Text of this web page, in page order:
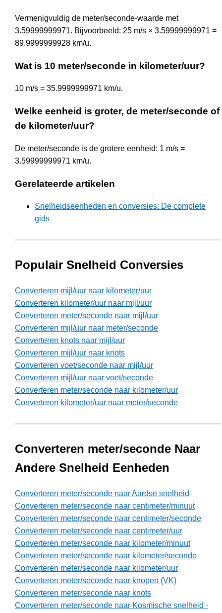
Vermenigvuldig de meter/seconde-waarde met
3.59999999971. Bijvoorbeeld: 25 m/s × 3.59999999971 =
89.9999999928 km/u.
Wat is 10 meter/seconde in kilometer/uur?
10 m/s = 35.9999999971 km/u.
Welke eenheid is groter, de meter/seconde of
de kilometer/uur?
De meter/seconde is de grotere eenheid: 1 m/s =
3.59999999971 km/u.
Gerelateerde artikelen
Snelheidseenheden en conversies: De complete
gids
Populair Snelheid Conversies
Converteren mijl/uur naar kilometer/uur
Converteren kilometer/uur naar mijl/uur
Converteren meter/seconde naar mijl/uur
Converteren mijl/uur naar meter/seconde
Converteren knots naar mijl/uur
Converteren mijl/uur naar knots
Converteren voet/seconde naar mijl/uur
Converteren mijl/uur naar voet/seconde
Converteren meter/seconde naar kilometer/uur
Converteren kilometer/uur naar meter/seconde
Converteren meter/seconde Naar
Andere Snelheid Eenheden
Converteren meter/seconde naar Aardse snelheid
Converteren meter/seconde naar centimeter/minuut
Converteren meter/seconde naar centimeter/seconde
Converteren meter/seconde naar centimeter/uur
Converteren meter/seconde naar kilometer/minuut
Converteren meter/seconde naar kilometer/seconde
Converteren meter/seconde naar kilometer/uur
Converteren meter/seconde naar knopen (VK)
Converteren meter/seconde naar knots
Converteren meter/seconde naar Kosmische snelheid -